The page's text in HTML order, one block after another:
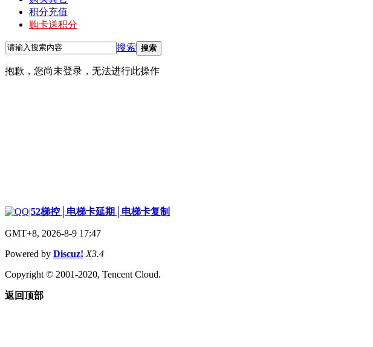
积分充值
购卡送积分
搜索 搜索
抱歉，您尚未登录，无法进行此操作
|52梯控│电梯卡延期│电梯卡复制
GMT+8, 2026-8-9 17:47
Powered by Discuz! X3.4
Copyright © 2001-2020, Tencent Cloud.
返回顶部